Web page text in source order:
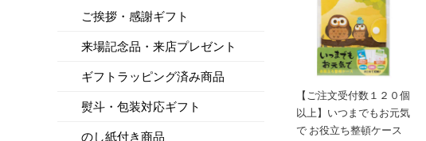
【ご注文受付数１２０個
以上】いつまでもお元気
で お役立ち整頓ケース
ご挨拶・感謝ギフト
来場記念品・来店プレゼント
ギフトラッピング済み商品
熨斗・包装対応ギフト
のし紙付き商品